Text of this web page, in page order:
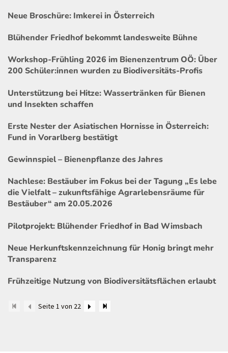
Neue Broschüre: Imkerei in Österreich
Blühender Friedhof bekommt landesweite Bühne
Workshop-Frühling 2026 im Bienenzentrum OÖ: Über
200 Schüler:innen wurden zu Biodiversitäts-Profis
Unterstützung bei Hitze: Wassertränken für Bienen
und Insekten schaffen
Erste Nester der Asiatischen Hornisse in Österreich:
Fund in Vorarlberg bestätigt
Gewinnspiel – Bienenpflanze des Jahres
Nachlese: Bestäuber im Fokus bei der Tagung „Es lebe
die Vielfalt – zukunftsfähige Agrarlebensräume für
Bestäuber“ am 20.05.2026
Pilotprojekt: Blühender Friedhof in Bad Wimsbach
Neue Herkunftskennzeichnung für Honig bringt mehr
Transparenz
Frühzeitige Nutzung von Biodiversitätsflächen erlaubt
Seite 1 von 22